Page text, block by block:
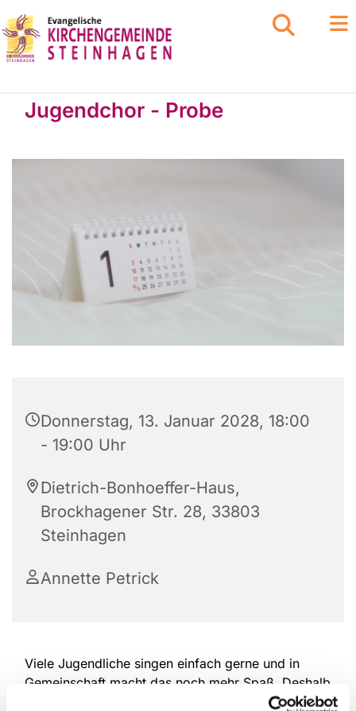
Jugendchor - Probe
Donnerstag, 13. Januar 2028, 18:00
- 19:00 Uhr
Dietrich-Bonhoeffer-Haus,
Brockhagener Str. 28, 33803
Steinhagen
Annette Petrick
Viele Jugendliche singen einfach gerne und in
Gemeinschaft macht das noch mehr Spaß. Deshalb
treffen sich die drei Kinderchorgruppen unserer